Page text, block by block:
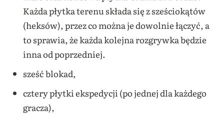
Każda płytka terenu składa się z sześciokątów
(heksów), przez co można je dowolnie łączyć, a
to sprawia, że każda kolejna rozgrywka będzie
inna od poprzedniej.
sześć blokad,
cztery płytki ekspedycji (po jednej dla każdego
gracza),